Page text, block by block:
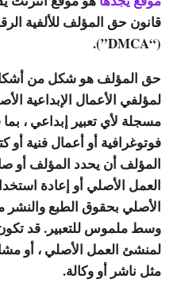
(“DMCA”).
حق المؤلف هو شكل من أشكال
لمؤلفي الأعمال الإبداعية
مسجلة لأي تعبير إبداعي ،
فوتوغرافية أو أعمال فنية
المؤلف أن يحدد المؤلف
العمل الأصلي أو إعادة
الأصلي بحقوق الطبع والنشر
وسط ملموس للتعبير. قد
لمنشئ العمل الأصلي ، أو
مثل ناشر أو وكالة.